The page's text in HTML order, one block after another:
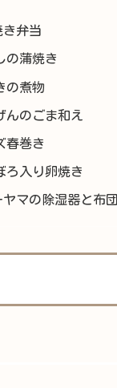
き弁当
の蒲焼き
の煮物
んのごま和え
春巻き
ろ入り卵焼き
マの除湿器と布